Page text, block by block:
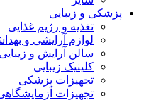
پزشکی و زیبایی
تغذیه و رژیم غذایی
لوازم آرایشی و
سالن آرایش و زیبایی
کلینیک زیبایی
تجهیزات پزشکی
تجهیزات